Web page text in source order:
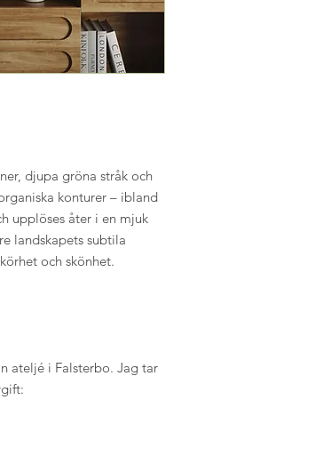
djupa gröna stråk och
konturer – ibland
upplöses åter i en mjuk
landskapets subtila
och skönhet.
ateljé i Falsterbo. Jag tar